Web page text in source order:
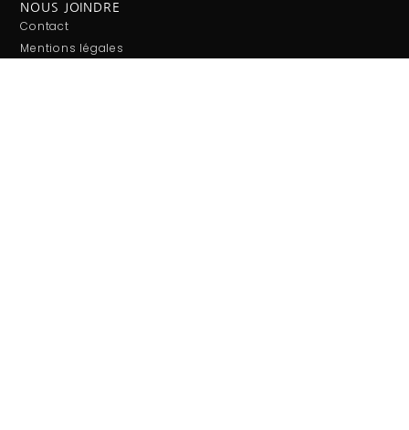
NOUS JOINDRE
Contact
Mentions légales